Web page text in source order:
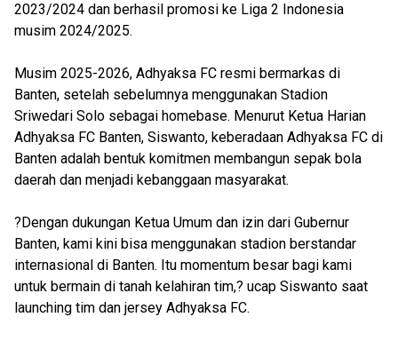
2023/2024 dan berhasil promosi ke Liga 2 Indonesia
musim 2024/2025.
Musim 2025-2026, Adhyaksa FC resmi bermarkas di
Banten, setelah sebelumnya menggunakan Stadion
Sriwedari Solo sebagai homebase. Menurut Ketua Harian
Adhyaksa FC Banten, Siswanto, keberadaan Adhyaksa FC di
Banten adalah bentuk komitmen membangun sepak bola
daerah dan menjadi kebanggaan masyarakat.
?Dengan dukungan Ketua Umum dan izin dari Gubernur
Banten, kami kini bisa menggunakan stadion berstandar
internasional di Banten. Itu momentum besar bagi kami
untuk bermain di tanah kelahiran tim,? ucap Siswanto saat
launching tim dan jersey Adhyaksa FC.